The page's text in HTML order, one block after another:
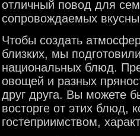
отличный повод для
сопровождаемых
Чтобы создать
близких, мы
национальных блюд.
овощей и разных
друг друга. Вы можете
восторге от этих блюд,
гостеприимством,